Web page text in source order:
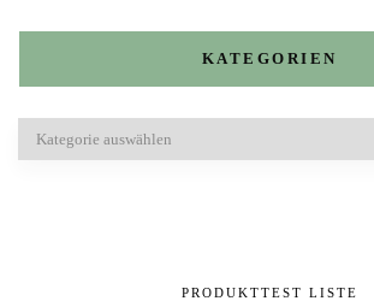
KATEGORIEN
PRODUKTTEST LISTE